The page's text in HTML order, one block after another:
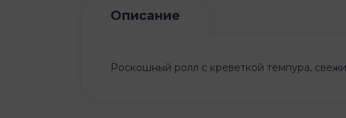
Описание
Роскошный ролл с креветкой темпура,